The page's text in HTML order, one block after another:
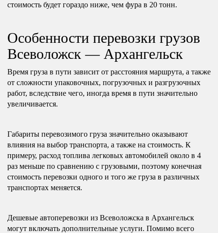
стоимость будет гораздо ниже, чем фура в 20 тонн.
Особенности перевозки грузов
Всеволожск — Архангельск
Время груза в пути зависит от расстояния маршрута, а также
от сложности упаковочных, погрузочных и разгрузочных
работ, вследствие чего, иногда время в пути значительно
увеличивается.
Габариты перевозимого груза значительно оказывают
влияния на выбор транспорта, а также на стоимость. К
примеру, расход топлива легковых автомобилей около в 4
раз меньше по сравнению с грузовыми, поэтому конечная
стоимость перевозки одного и того же груза в различных
транспортах меняется.
Дешевые автоперевозки из Всеволожска в Архангельск
могут включать дополнительные услуги. Помимо всего